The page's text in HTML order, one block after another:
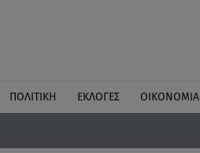
ΠΟΛΙΤΙΚΗ ΕΚΛΟΓΕΣ ΟΙΚΟΝΟΜΙΑ